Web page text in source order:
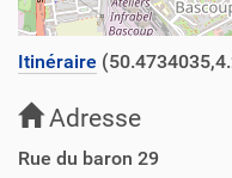
Itinéraire
Adresse
Rue du baron 29